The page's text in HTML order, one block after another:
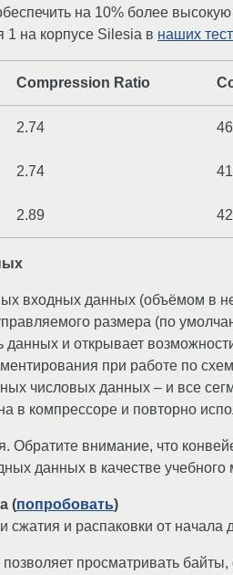
на 10% более
1 на корпусе Silesia в наших
Compression Ratio
2.74
2.74
2.89
входных данных (объёмом в
размера (по
данных и открывает
при работе по
числовых данных – и все
в компрессоре и повторно
внимание, что
данных в качестве учебного
(попробовать)
сжатия и распаковки от начала
просматривать